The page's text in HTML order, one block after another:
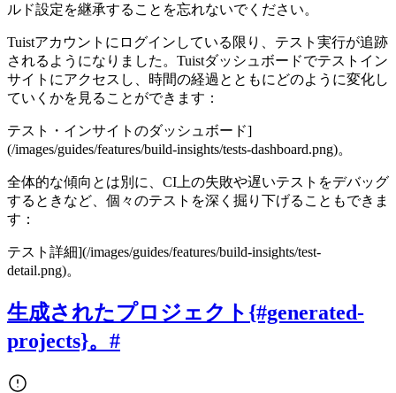
ルド設定を継承することを忘れないでください。
Tuistアカウントにログインしている限り、テスト実行が追跡
されるようになりました。Tuistダッシュボードでテストイン
サイトにアクセスし、時間の経過とともにどのように変化し
ていくかを見ることができます：
テスト・インサイトのダッシュボード]
(/images/guides/features/build-insights/tests-dashboard.png)。
全体的な傾向とは別に、CI上の失敗や遅いテストをデバッグ
するときなど、個々のテストを深く掘り下げることもできま
す：
テスト詳細](/images/guides/features/build-insights/test-
detail.png)。
生成されたプロジェクト{#generated-
projects}。 #